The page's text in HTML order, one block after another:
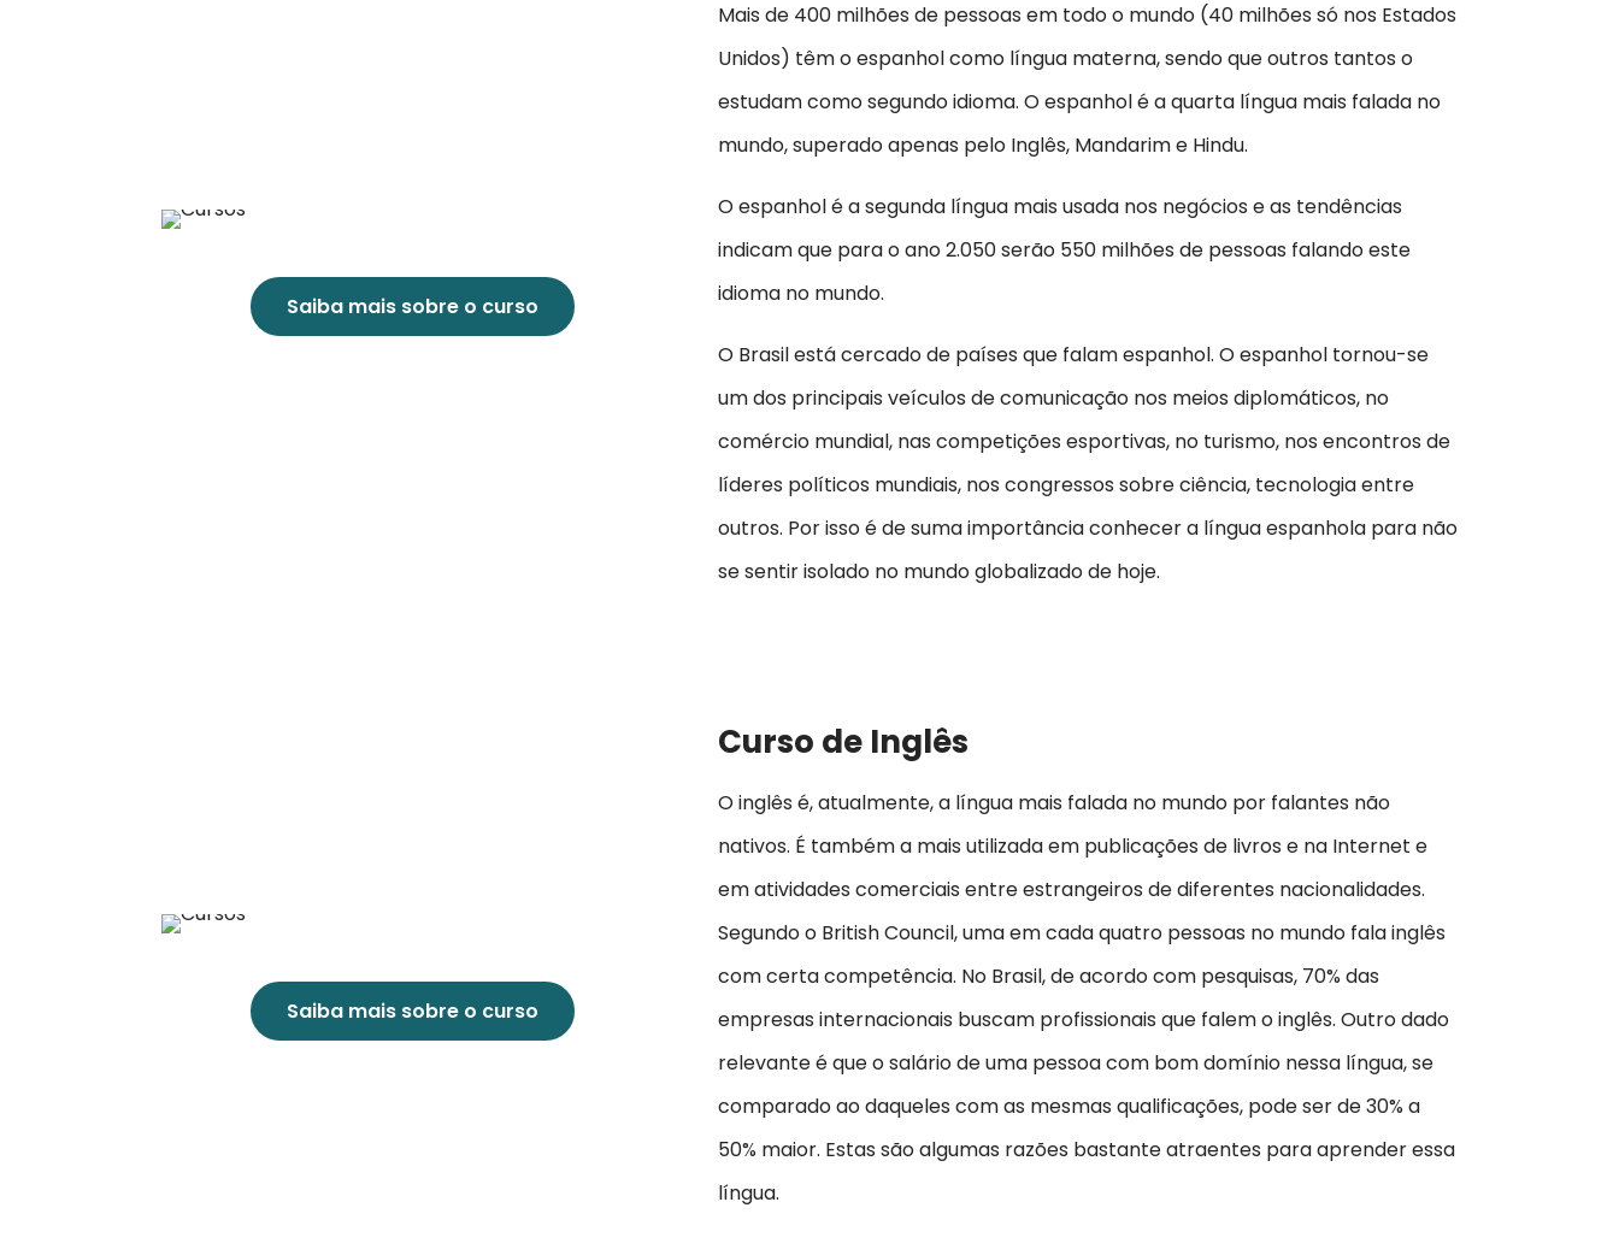
Saiba mais sobre o curso
Mais de 400 milhões de pessoas em todo o mundo (40 milhões só nos Estados
Unidos) têm o espanhol como língua materna, sendo que outros tantos o
estudam como segundo idioma. O espanhol é a quarta língua mais falada no
mundo, superado apenas pelo Inglês, Mandarim e Hindu.
O espanhol é a segunda língua mais usada nos negócios e as tendências
indicam que para o ano 2.050 serão 550 milhões de pessoas falando este
idioma no mundo.
O Brasil está cercado de países que falam espanhol. O espanhol tornou-se
um dos principais veículos de comunicação nos meios diplomáticos, no
comércio mundial, nas competições esportivas, no turismo, nos encontros de
líderes políticos mundiais, nos congressos sobre ciência, tecnologia entre
outros. Por isso é de suma importância conhecer a língua espanhola para não
se sentir isolado no mundo globalizado de hoje.
Saiba mais sobre o curso
Curso de Inglês
O inglês é, atualmente, a língua mais falada no mundo por falantes não
nativos. É também a mais utilizada em publicações de livros e na Internet e
em atividades comerciais entre estrangeiros de diferentes nacionalidades.
Segundo o British Council, uma em cada quatro pessoas no mundo fala inglês
com certa competência. No Brasil, de acordo com pesquisas, 70% das
empresas internacionais buscam profissionais que falem o inglês. Outro dado
relevante é que o salário de uma pessoa com bom domínio nessa língua, se
comparado ao daqueles com as mesmas qualificações, pode ser de 30% a
50% maior. Estas são algumas razões bastante atraentes para aprender essa
língua.